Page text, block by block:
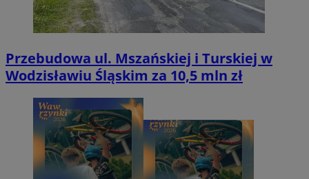
Przebudowa ul. Mszańskiej i Turskiej w
Wodzisławiu Śląskim za 10,5 mln zł